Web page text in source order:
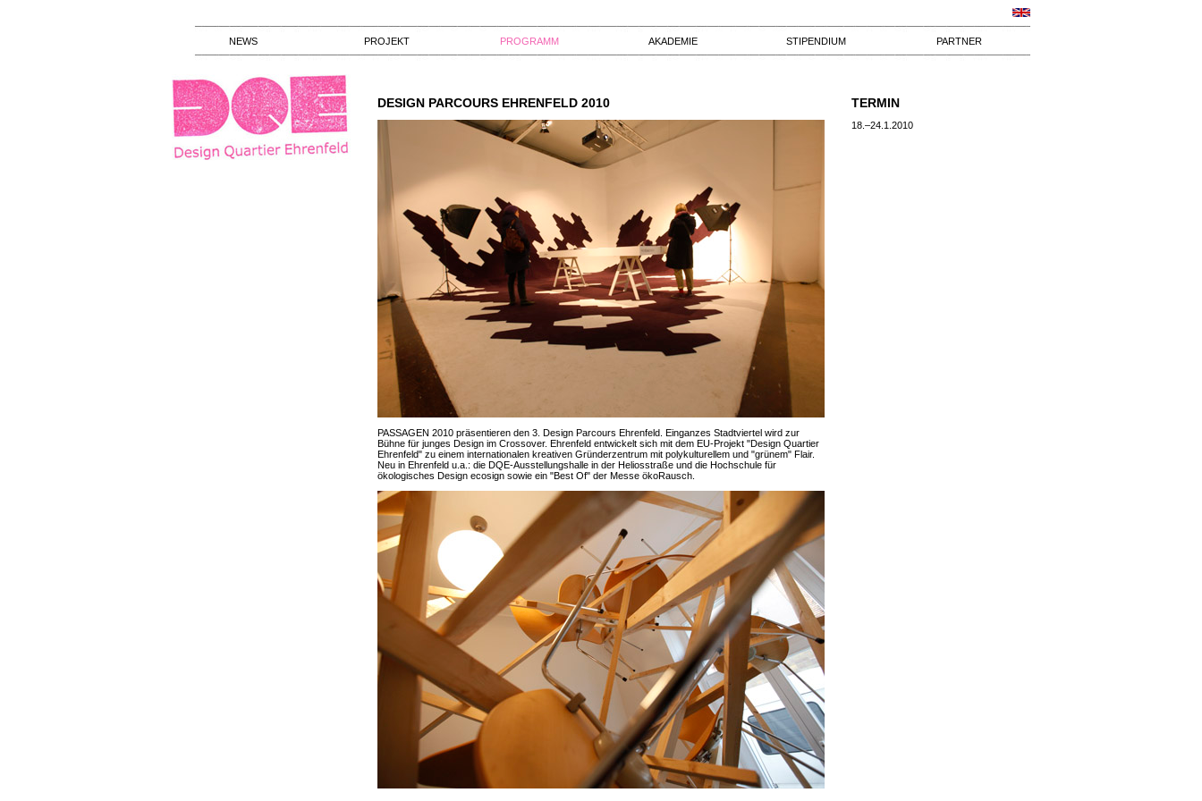
NEWS PROJEKT PROGRAMM AKADEMIE STIPENDIUM PARTNER
DESIGN PARCOURS EHRENFELD 2010
PASSAGEN 2010 präsentieren den 3. Design Parcours Ehrenfeld. Einganzes Stadtviertel wird zur
Bühne für junges Design im Crossover. Ehrenfeld entwickelt sich mit dem EU-Projekt "Design Quartier
Ehrenfeld" zu einem internationalen kreativen Gründerzentrum mit polykulturellem und "grünem" Flair.
Neu in Ehrenfeld u.a.: die DQE-Ausstellungshalle in der Heliosstraße und die Hochschule für
ökologisches Design ecosign sowie ein "Best Of" der Messe ökoRausch.
TERMIN
18.–24.1.2010